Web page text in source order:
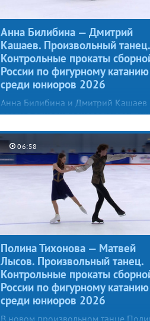
Анна Билибина — Дмитрий
Кашаев. Произвольный танец.
Контрольные прокаты
России по фигурному катанию
среди юниоров 2026
Анна Билибина и Дмитрий Кашаев
взяли в основу произвольного
объединителе Британии. В центре
событий — трагическая история
Короля Артура и Гвиневры.
06:58
Полина Тихонова — Матвей
Лысов. Произвольный танец.
Контрольные прокаты
России по фигурному катанию
среди юниоров 2026
В новом произвольном танце